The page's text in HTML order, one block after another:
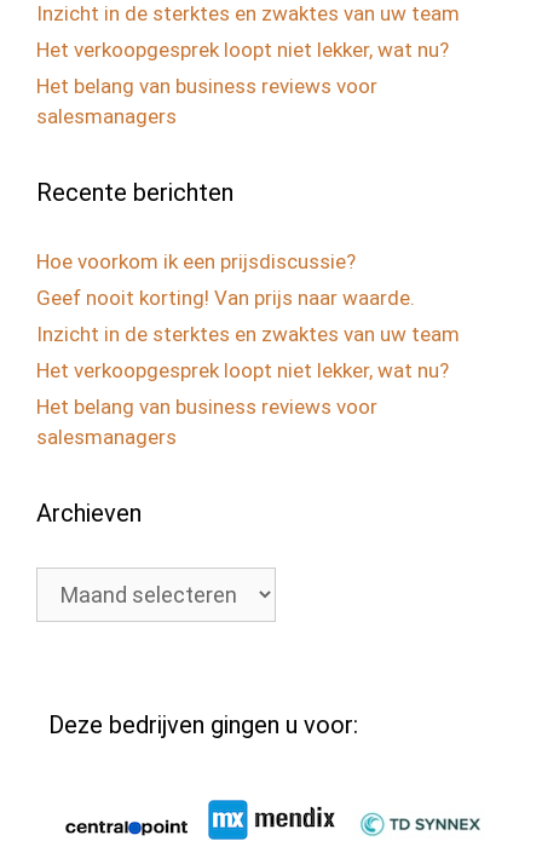
Inzicht in de sterktes en zwaktes van uw team
Het verkoopgesprek loopt niet lekker, wat nu?
Het belang van business reviews voor
salesmanagers
Recente berichten
Hoe voorkom ik een prijsdiscussie?
Geef nooit korting! Van prijs naar waarde.
Inzicht in de sterktes en zwaktes van uw team
Het verkoopgesprek loopt niet lekker, wat nu?
Het belang van business reviews voor
salesmanagers
Archieven
Archieven
Deze bedrijven gingen u voor: